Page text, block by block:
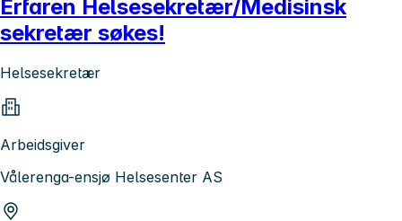
Erfaren Helsesekretær/Medisinsk
sekretær søkes!
Helsesekretær
Arbeidsgiver
Vålerenga-ensjø Helsesenter AS